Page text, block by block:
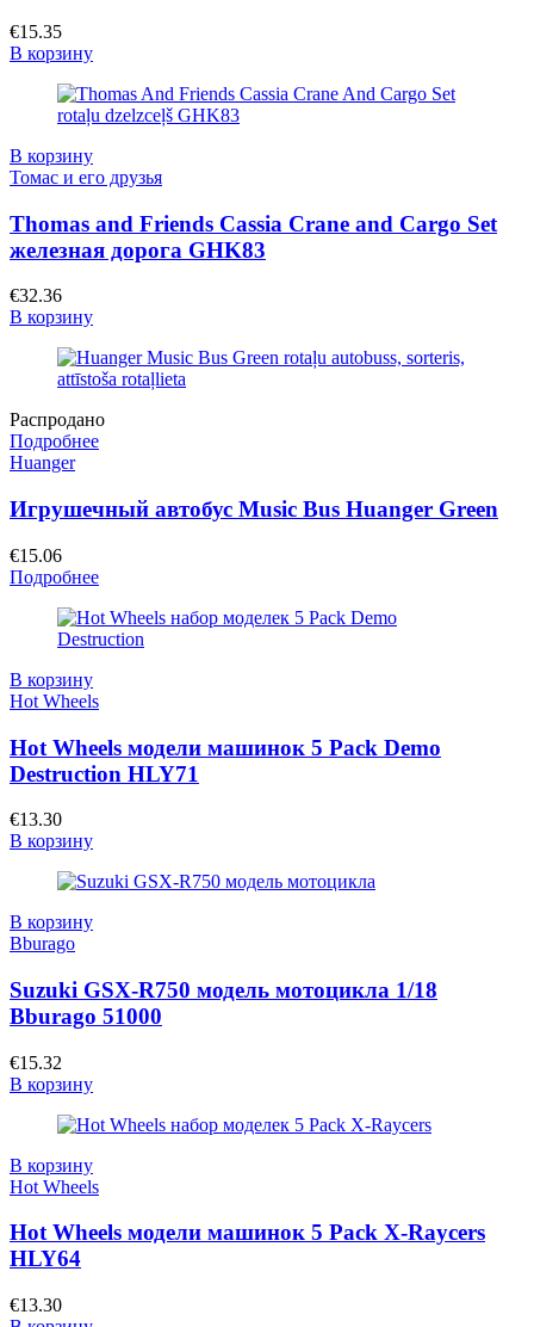
€15.35
В корзину
В корзину
Томас и его друзья
Thomas and Friends Cassia Crane and Cargo Set
железная дорога GHK83
€32.36
В корзину
Распродано
Подробнее
Huanger
Игрушечный автобус Music Bus Huanger Green
€15.06
Подробнее
В корзину
Hot Wheels
Hot Wheels модели машинок 5 Pack Demo
Destruction HLY71
€13.30
В корзину
В корзину
Bburago
Suzuki GSX-R750 модель мотоцикла 1/18
Bburago 51000
€15.32
В корзину
В корзину
Hot Wheels
Hot Wheels модели машинок 5 Pack X-Raycers
HLY64
€13.30